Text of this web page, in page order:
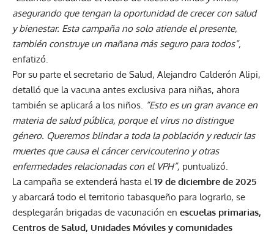
asegurando que tengan la oportunidad de crecer con salud
y bienestar. Esta campaña no solo atiende el presente,
también construye un mañana más seguro para todos”,
enfatizó.
Por su parte el secretario de Salud, Alejandro Calderón Alipi,
detalló que la vacuna antes exclusiva para niñas, ahora
también se aplicará a los niños. “Esto es un gran avance en
materia de salud pública, porque el virus no distingue
género. Queremos blindar a toda la población y reducir las
muertes que causa el cáncer cervicouterino y otras
enfermedades relacionadas con el VPH”, puntualizó.
La campaña se extenderá hasta el19 de diciembre de 2025
y abarcará todo el territorio tabasqueño para lograrlo, se
desplegarán brigadas de vacunación en escuelas primarias,
Centros de Salud, Unidades Móviles y comunidades